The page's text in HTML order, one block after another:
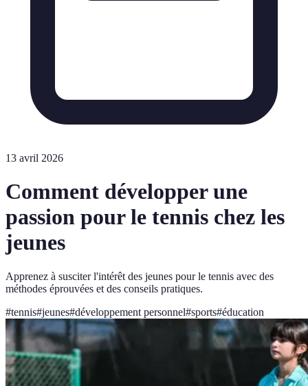
13 avril 2026
Comment développer une
passion pour le tennis chez les
jeunes
Apprenez à susciter l'intérêt des jeunes pour le tennis avec des
méthodes éprouvées et des conseils pratiques.
#tennis#jeunes#développement personnel#sports#éducation